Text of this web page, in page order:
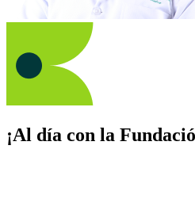
¡Al día con la